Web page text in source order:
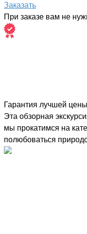
Заказать
При заказе вам не
Гарантия лучшей цены
Эта обзорная
мы прокатимся на
полюбоваться